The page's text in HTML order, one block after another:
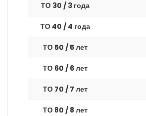
ТО 30 / 3 года
ТО 40 / 4 года
ТО 50 / 5 лет
ТО 60 / 6 лет
ТО 70 / 7 лет
ТО 80 / 8 лет